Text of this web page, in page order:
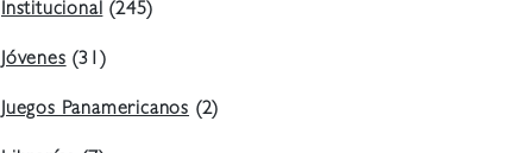
Institucional(245)
Jóvenes(31)
Juegos Panamericanos (2)